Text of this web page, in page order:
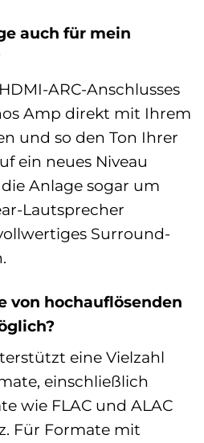
auch für mein
ARC-Anschlusses
Amp direkt mit Ihrem
und so den Ton Ihrer
ein neues Niveau
Anlage sogar um
Lautsprecher
Surround-
von hochauflösenden
eine Vielzahl
einschließlich
wie FLAC und ALAC
Für Formate mit